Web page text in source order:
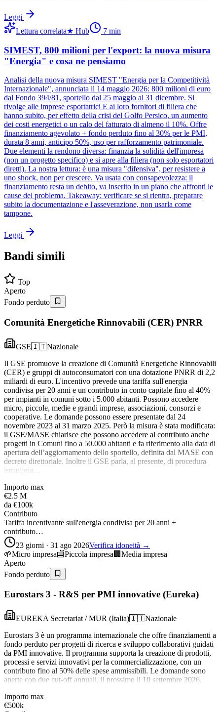
Leggi
Lettura correlata★ Hub 7 min
SIMEST, 800 milioni per l'export: la nuova misura
"Energia" e cosa ne pensiamo
Analisi della nuova misura SIMEST "Energia per la Competitività
Internazionale", annunciata il 14 maggio 2026: 800 milioni di euro
dal Fondo 394/81, sportello dal 25 maggio al 31 dicembre. Si
rivolge alle imprese esportatrici E ai loro fornitori di filiera che
hanno subito, per effetto della crisi del Golfo Persico, un aumento
dei costi energetici o un calo del fatturato di almeno il 10%. Offre
finanziamento agevolato + fondo perduto fino al 30% per le PMI,
durata 8 anni, anticipo 50%, uso per rafforzamento patrimoniale.
Due elementi la rendono diversa: finanzia la solidità dell'impresa
(non un progetto specifico) e si apre alla filiera (non solo esportatori
diretti). La nostra lettura: è una misura "difensiva", per resistere a
uno shock, non per crescere. Va usata con consapevolezza: il
finanziamento resta un debito, va inserito in un piano che affronti le
cause del problema. Takeaway: verificare se si rientra, preparare
subito la documentazione e l'asseverazione, non usarla come
tampone.
Leggi
Bandi simili
Top
Aperto
Fondo perduto
Comunità Energetiche Rinnovabili (CER) PNRR
GSE🇮🇹Nazionale
Il GSE promuove la creazione di Comunità Energetiche Rinnovabili
(CER) e gruppi di autoconsumatori con una dotazione PNRR di 2,2
miliardi di euro. L'incentivo prevede una tariffa sull'energia
condivisa per 20 anni e un contributo in conto capitale fino al 40%
per impianti in comuni sotto i 5.000 abitanti. Possono accedere
micro, piccole, medie e grandi imprese, associazioni, consorzi e
cooperative. Le domande possono essere presentate dal 24
novembre 2023 al 31 marzo 2025. Però la misura è stata modificata:
il GSE/MASE chiarisce che possono accedere al contributo anche
progetti in Comuni fino a 50.000 abitanti e fa riferimento alla data di
apertura dell’aggiornamento dello sportello, definita dal MASE con
decreto direttoriale. Inoltre il GSE parla, al presente, di procedura
istruttoria…
Importo max
€2.5 M
da €100k
Contributo
Tariffa incentivante sull'energia condivisa per 20 anni +
contributo…
23 giorni · 31 ago 2026Verifica idoneità →
🌱Micro impresa🏬Piccola impresa 🏢 Media impresa
Aperto
Fondo perduto
Eurostars 3 - R&S per PMI innovative (Eureka)
EUREKA Secretariat / MUR (Italia)🇮🇹Nazionale
Eurostars 3 è un programma internazionale che offre finanziamenti a
fondo perduto per progetti di ricerca e sviluppo collaborativi guidati
da PMI innovative. Il programma supporta la creazione di prodotti,
processi e servizi innovativi per la commercializzazione, con un
contributo fino al 50% delle spese ammissibili. Le domande sono
aperte con due cut-off annuali, il prossimo il 10 settembre 2026.
Importo max
€500k